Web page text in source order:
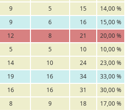
9 5 15
14,00 %
9 6 16
15,00 %
12 8 21
20,00 %
5 5 10
10,00 %
14 10 24
23,00 %
19 16 34
33,00 %
16 16 31
30,00 %
8 9 18
17,00 %